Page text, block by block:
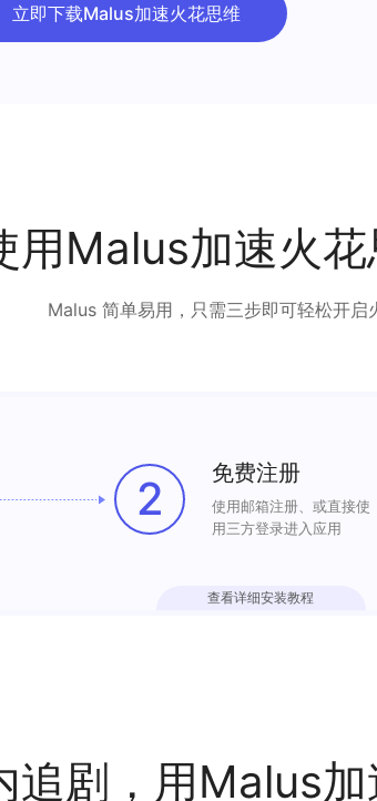
立即下载Malus加速火花思维
用Malus加速火
Malus 简单易用，只需三步即可轻松开启
2 免费注册
使用邮箱注册、或直接使
用三方登录进入应用
查看详细安装教程
追剧，用Malus加